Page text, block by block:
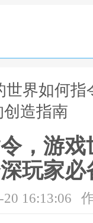
世界如何
造指南
，游
玩家
16:13:06